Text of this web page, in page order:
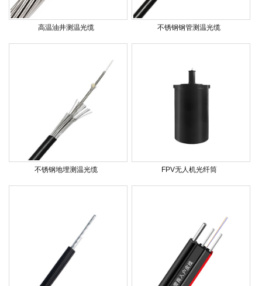
高温油井测温光缆 不锈钢钢管测温光缆
不锈钢地埋测温光缆 FPV无人机光纤筒